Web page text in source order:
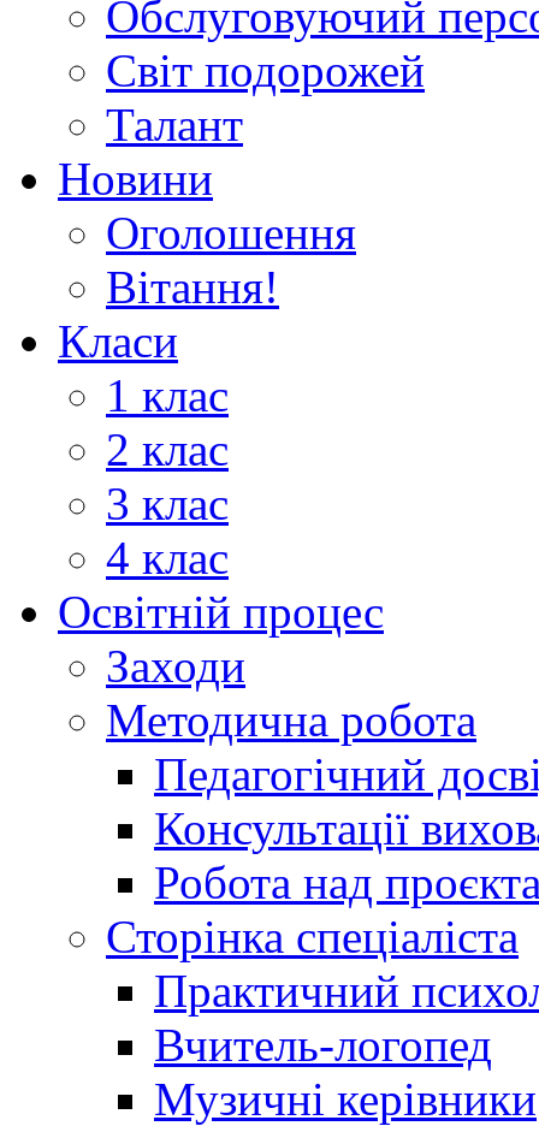
Обслуговуючий
Світ подорожей
Талант
Новини
Оголошення
Вітання!
Класи
1 клас
2 клас
3 клас
4 клас
Освітній процес
Заходи
Методична робота
Педагогічний
Консультації
Робота над
Сторінка спеціаліста
Практичний
Вчитель-логопед
Музичні керівники